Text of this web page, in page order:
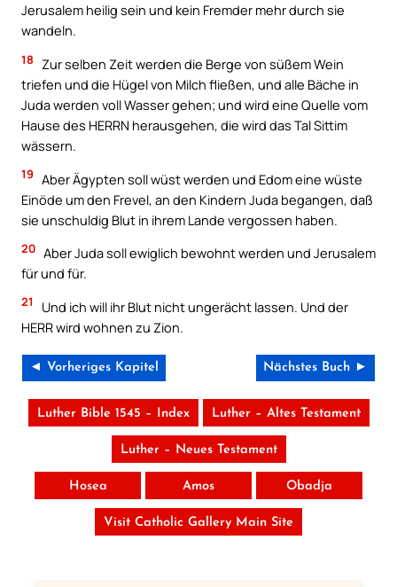
Jerusalem heilig sein und kein Fremder mehr durch sie
wandeln.
18 Zur selben Zeit werden die Berge von süßem Wein
triefen und die Hügel von Milch fließen, und alle Bäche in
Juda werden voll Wasser gehen; und wird eine Quelle vom
Hause des HERRN herausgehen, die wird das Tal Sittim
wässern.
19 Aber Ägypten soll wüst werden und Edom eine wüste
Einöde um den Frevel, an den Kindern Juda begangen, daß
sie unschuldig Blut in ihrem Lande vergossen haben.
20 Aber Juda soll ewiglich bewohnt werden und Jerusalem
für und für.
21
Und ich will ihr Blut nicht ungerächt lassen. Und der
HERR wird wohnen zu Zion.
◄ Vorheriges Kapitel Nächstes Buch ►
Luther Bible 1545 – Index Luther – Altes Testament
Luther – Neues Testament
Hosea Amos Obadja
Visit Catholic Gallery Main Site